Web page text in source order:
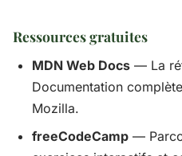
Ressources gratuites
MDN Web Docs — La
Documentation
Mozilla.
freeCodeCamp —